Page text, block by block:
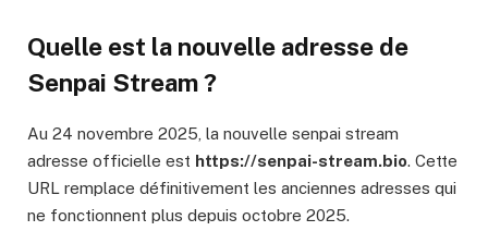
Quelle est la nouvelle adresse de
Senpai Stream ?
Au 24 novembre 2025, la nouvelle senpai stream
adresse officielle est https://senpai-stream.bio. Cette
URL remplace définitivement les anciennes adresses qui
ne fonctionnent plus depuis octobre 2025.